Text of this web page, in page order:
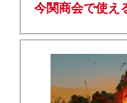
今関商会で使え